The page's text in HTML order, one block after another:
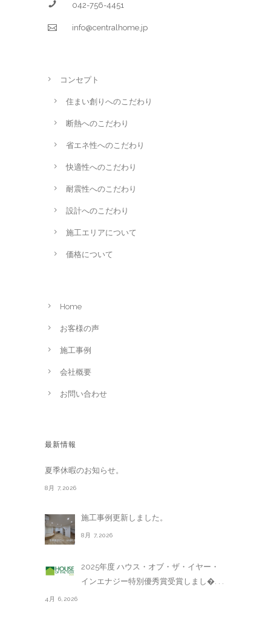
042-756-4451
info@centralhome.jp
コンセプト
住まい創りへのこだわり
断熱へのこだわり
省エネ性へのこだわり
快適性へのこだわり
耐震性へのこだわり
設計へのこだわり
施工エリアについて
価格について
Home
お客様の声
施工事例
会社概要
お問い合わせ
最新情報
夏季休暇のお知らせ。
8月 7,2026
施工事例更新しました。
8月 7,2026
2025年度 ハウス・オブ・ザ・イヤー・
インエナジー特別優秀賞受賞しまし�. . .
4月 6,2026